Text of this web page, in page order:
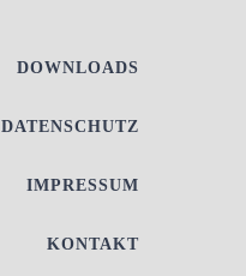
DOWNLOADS
DATENSCHUTZ
IMPRESSUM
KONTAKT